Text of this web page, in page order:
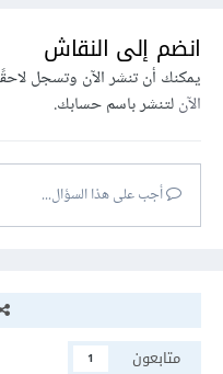
انضم إلى النقاش
يمكنك أن تنشر الآن وتسجل
الآنلتنشر باسم حسابك.
أجب على هذا السؤال...
متابعون
1